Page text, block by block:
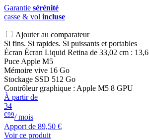
Garantie sérénité
casse & vol incluse
Ajouter au comparateur
Si fins. Si rapides. Si puissants et portables
Écran Écran Liquid Retina de 33,02 cm :
Puce Apple M5
Mémoire vive 16 Go
Stockage SSD 512 Go
Contrôleur graphique : Apple M5 8 GPU
À partir de
34
€99/ mois
Apport de 89,50 €
Voir ce produit